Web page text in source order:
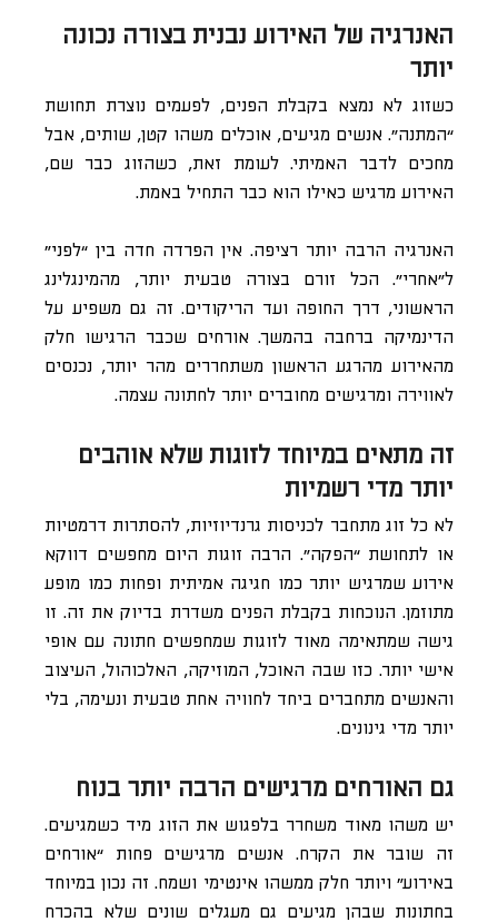
האנרגיה של האירוע נבנית בצורה נכונה
יותר
כשזוג לא נמצא בקבלת הפנים, לפעמים נוצרת תחושת
“המתנה”. אנשים מגיעים, אוכלים משהו קטן, שותים, אבל
מחכים לדבר האמיתי. לעומת זאת, כשהזוג כבר שם,
האירוע מרגיש כאילו הוא כבר התחיל באמת.
האנרגיה הרבה יותר רציפה. אין הפרדה חדה בין “לפני”
ל”אחרי”. הכל זורם בצורה טבעית יותר, מהמינגלינג
הראשוני, דרך החופה ועד הריקודים. זה גם משפיע על
הדינמיקה ברחבה בהמשך. אורחים שכבר הרגישו חלק
מהאירוע מהרגע הראשון משתחררים מהר יותר, נכנסים
לאווירה ומרגישים מחוברים יותר לחתונה עצמה.
זה מתאים במיוחד לזוגות שלא אוהבים
יותר מדי רשמיות
לא כל זוג מתחבר לכניסות גרנדיוזיות, להסתרות דרמטיות
או לתחושת “הפקה”. הרבה זוגות היום מחפשים דווקא
אירוע שמרגיש יותר כמו חגיגה אמיתית ופחות כמו מופע
מתוזמן. הנוכחות בקבלת הפנים משדרת בדיוק את זה. זו
גישה שמתאימה מאוד לזוגות שמחפשים חתונה עם אופי
אישי יותר. כזו שבה האוכל, המוזיקה, האלכוהול, העיצוב
והאנשים מתחברים ביחד לחוויה אחת טבעית ונעימה, בלי
יותר מדי גינונים.
גם האורחים מרגישים הרבה יותר בנוח
יש משהו מאוד משחרר בלפגוש את הזוג מיד כשמגיעים.
זה שובר את הקרח. אנשים מרגישים פחות “אורחים
באירוע” ויותר חלק ממשהו אינטימי ושמח. זה נכון במיוחד
בחתונות שבהן מגיעים גם מעגלים שונים שלא בהכרח